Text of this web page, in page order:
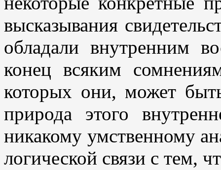
высказывания
обладали внутренним
конец всяким
которых они, может
природа этого
никакому умственному
логической связи с тем,